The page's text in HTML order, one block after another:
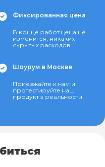
Фиксированная цена
В конце работ цена не
изменится, никаких
скрытых расходов
Шоурум в Москве
Приезжайте к нам и
протестируйте наш
продукт в реальности